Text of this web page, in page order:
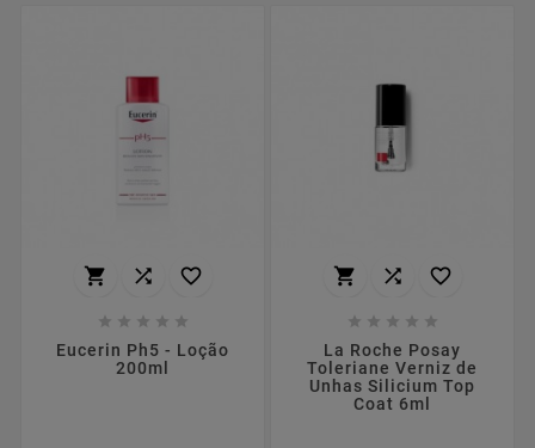
  
    
Eucerin Ph5 - Loção
200ml
  
    
La Roche Posay
Toleriane Verniz de
Unhas Silicium Top
Coat 6ml